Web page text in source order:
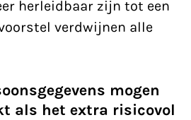
herleidbaar zijn tot een
verdwijnen alle
mogen
als het extra risicovol